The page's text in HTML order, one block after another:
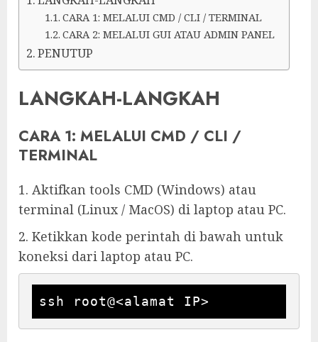
CARA 1: MELALUI CMD / CLI / TERMINAL
CARA 2: MELALUI GUI ATAU ADMIN PANEL
PENUTUP
LANGKAH-LANGKAH
CARA 1: MELALUI CMD / CLI /
TERMINAL
1. Aktifkan tools CMD (Windows) atau
terminal (Linux / MacOS) di laptop atau PC.
2. Ketikkan kode perintah di bawah untuk
koneksi dari laptop atau PC.
ssh root@<alamat IP>